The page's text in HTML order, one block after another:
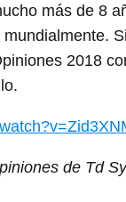
más de 8
2018
de Td